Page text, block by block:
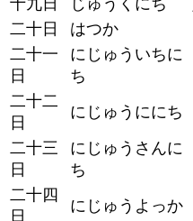
二十日
はつか
二十一
日
にじゅういちに
ち
二十二
日
にじゅうににち
二十三
日
にじゅうさんに
ち
二十四
日
にじゅうよっか